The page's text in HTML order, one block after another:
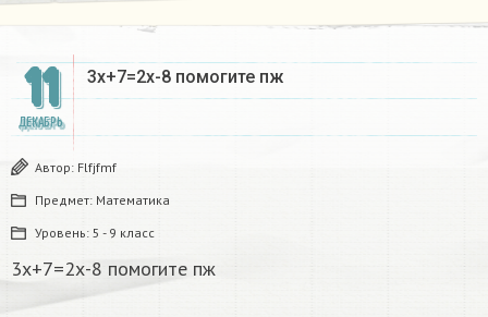
11
ДЕКАБРЬ
3x+7=2х-8 помогите пж ​
Автор: Flfjfmf
Предмет: Математика
Уровень: 5 - 9 класс
3x+7=2х-8 помогите пж ​